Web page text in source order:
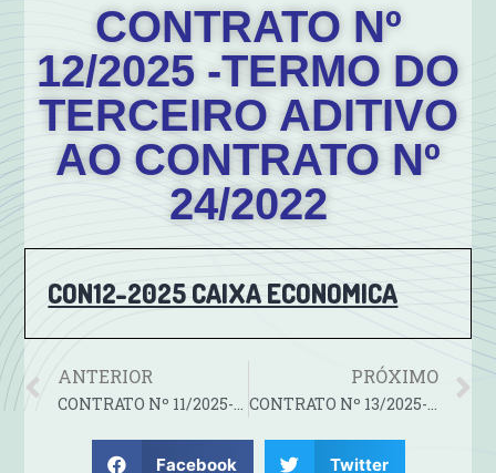
CONTRATO Nº
12/2025 -TERMO DO
TERCEIRO ADITIVO
AO CONTRATO Nº
24/2022
CON12-2025 CAIXA ECONOMICA
ANTERIOR
CONTRATO Nº 11/2025-TERMO DO TERCEIRO ADITIVO AO CONTRATO Nº 23/2022
PRÓXIMO
CONTRATO Nº 13/2025-TERMO DO QUARTO ADITIVO AO CONTRATO Nº 25/2022
Facebook Twitter